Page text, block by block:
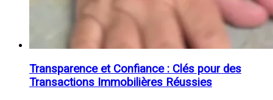
Transparence et Confiance : Clés pour des
Transactions Immobilières Réussies